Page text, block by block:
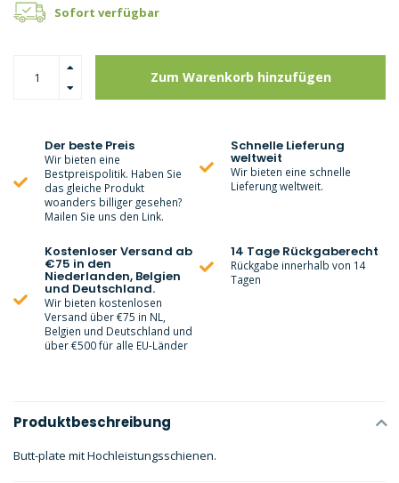
Sofort verfügbar
Zum Warenkorb hinzufügen
Der beste Preis
Wir bieten eine
Bestpreispolitik. Haben Sie
das gleiche Produkt
woanders billiger gesehen?
Mailen Sie uns den Link.
Schnelle Lieferung
weltweit
Wir bieten eine schnelle
Lieferung weltweit.
Kostenloser Versand ab
€75 in den
Niederlanden, Belgien
und Deutschland.
Wir bieten kostenlosen
Versand über €75 in NL,
Belgien und Deutschland und
über €500 für alle EU-Länder
14 Tage Rückgaberecht
Rückgabe innerhalb von 14
Tagen
Produktbeschreibung
Butt-plate mit Hochleistungsschienen.